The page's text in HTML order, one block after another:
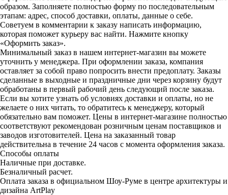
образом. Заполняете полностью форму по последовательным
этапам: адрес, способ доставки, оплаты, данные о себе.
Советуем в комментарии к заказу написать информацию,
которая поможет курьеру вас найти. Нажмите кнопку
«Оформить заказ».
Минимальный заказ в нашем интернет-магазин вы можете
уточнить у менеджера. При оформлении заказа, компания
оставляет за собой право попросить внести предоплату. Заказы
сделанные в выходные и праздничные дни через корзину будут
обработаны в первый рабочий день следующий после заказа.
Если вы хотите узнать об условиях доставки и оплаты, но не
желаете о них читать, то обратитесь к менеджеру, который
обязательно вам поможет. Цены в интернет-магазине полностью
соответствуют рекомендован розничным ценам поставщиков и
заводов изготовителей. Цена на заказанный товар
действительна в течение 24 часов с момента оформления заказа.
Способы оплаты
Наличные при доставке.
Безналичный расчет.
Оплата заказа в официальном Шоу-Руме в центре архитектуры и
дизайна ArtPlay